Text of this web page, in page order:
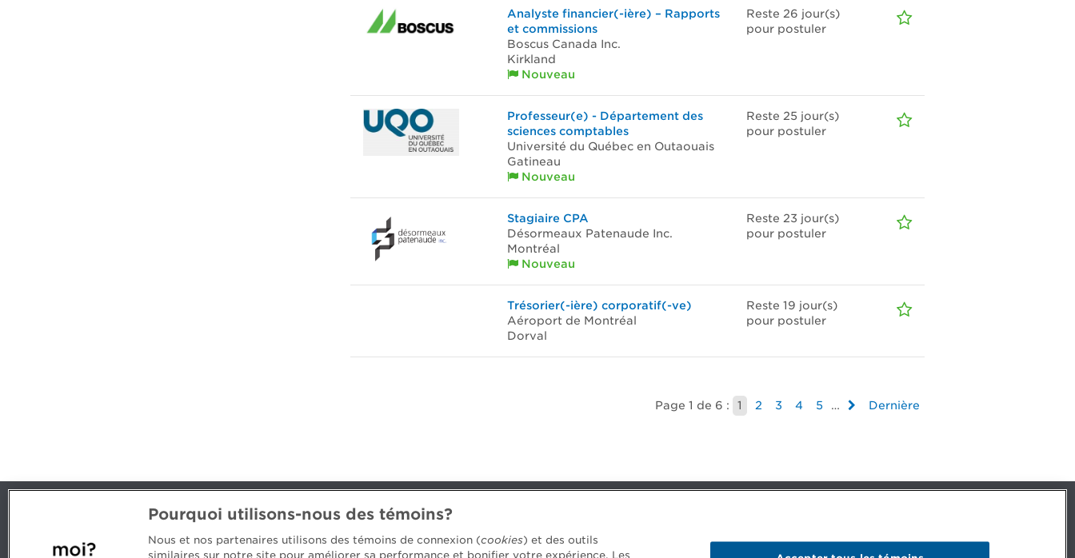
Analyste financier(-ière) – Rapports
et commissions
Boscus Canada Inc.
Kirkland
Nouveau
Reste 26 jour(s)
pour postuler
Professeur(e) - Département des
sciences comptables
Université du Québec en Outaouais
Gatineau
Nouveau
Reste 25 jour(s)
pour postuler
Stagiaire CPA
Désormeaux Patenaude Inc.
Montréal
Nouveau
Reste 23 jour(s)
pour postuler
Trésorier(-ière) corporatif(-ve)
Aéroport de Montréal
Dorval
Reste 19 jour(s)
pour postuler
Page 1 de 6 : 1 2 3 4 5 … Dernière
Nous joindre
Facebook – Devenir CPA
Pourquoi utilisons-nous des témoins?
Nous et nos partenaires utilisons des témoins de connexion (cookies) et des outils
similaires sur notre site pour améliorer sa performance et bonifier votre expérience. Les